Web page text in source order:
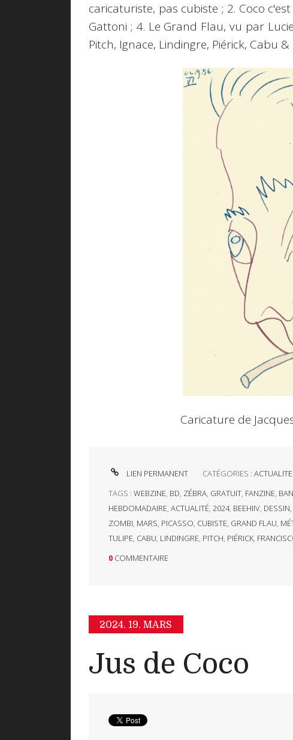
caricaturiste, pas cubiste ; 2. Coco
Gattoni ; 4. Le Grand Flau, vu par
Pitch, Ignace, Lindingre, Piérick, Cabu &
Caricature de
LIEN PERMANENT CATÉGORIES :
TAGS : WEBZINE, BD, ZÉBRA, GRATUIT, FANZINE,
HEBDOMADAIRE, ACTUALITÉ, 2024, BEEHIIV, DESSIN,
ZOMBI, MARS, PICASSO, CUBISTE, GRAND FLAU,
TULIPE, CABU, LINDINGRE, PITCH, PIÉRICK,
0 COMMENTAIRE
2024. 19. MARS
Jus de Coco